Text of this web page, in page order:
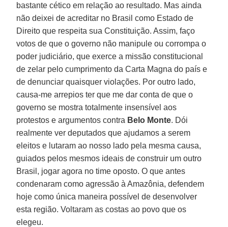
bastante cético em relação ao resultado. Mas ainda
não deixei de acreditar no Brasil como Estado de
Direito que respeita sua Constituição. Assim, faço
votos de que o governo não manipule ou corrompa o
poder judiciário, que exerce a missão constitucional
de zelar pelo cumprimento da Carta Magna do país e
de denunciar quaisquer violações. Por outro lado,
causa-me arrepios ter que me dar conta de que o
governo se mostra totalmente insensível aos
protestos e argumentos contra Belo Monte. Dói
realmente ver deputados que ajudamos a serem
eleitos e lutaram ao nosso lado pela mesma causa,
guiados pelos mesmos ideais de construir um outro
Brasil, jogar agora no time oposto. O que antes
condenaram como agressão à Amazônia, defendem
hoje como única maneira possível de desenvolver
esta região. Voltaram as costas ao povo que os
elegeu.